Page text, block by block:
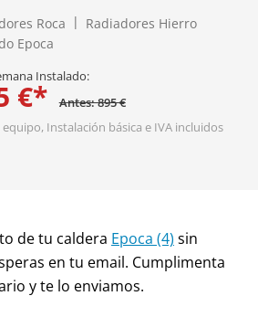
Roca
Radiadores Hierro
Epoca
Instalado:
€*
Antes: 895 €
equipo, Instalación básica e IVA incluidos
de tu caldera Epoca (4) sin
en tu email. Cumplimenta
y te lo enviamos.